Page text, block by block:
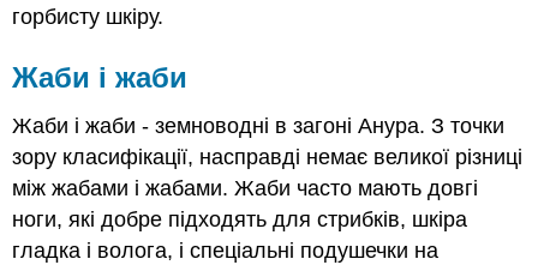
горбисту шкіру.
Жаби і жаби
Жаби і жаби - земноводні в загоні Анура. З точки
зору класифікації, насправді немає великої різниці
між жабами і жабами. Жаби часто мають довгі
ноги, які добре підходять для стрибків, шкіра
гладка і волога, і спеціальні подушечки на